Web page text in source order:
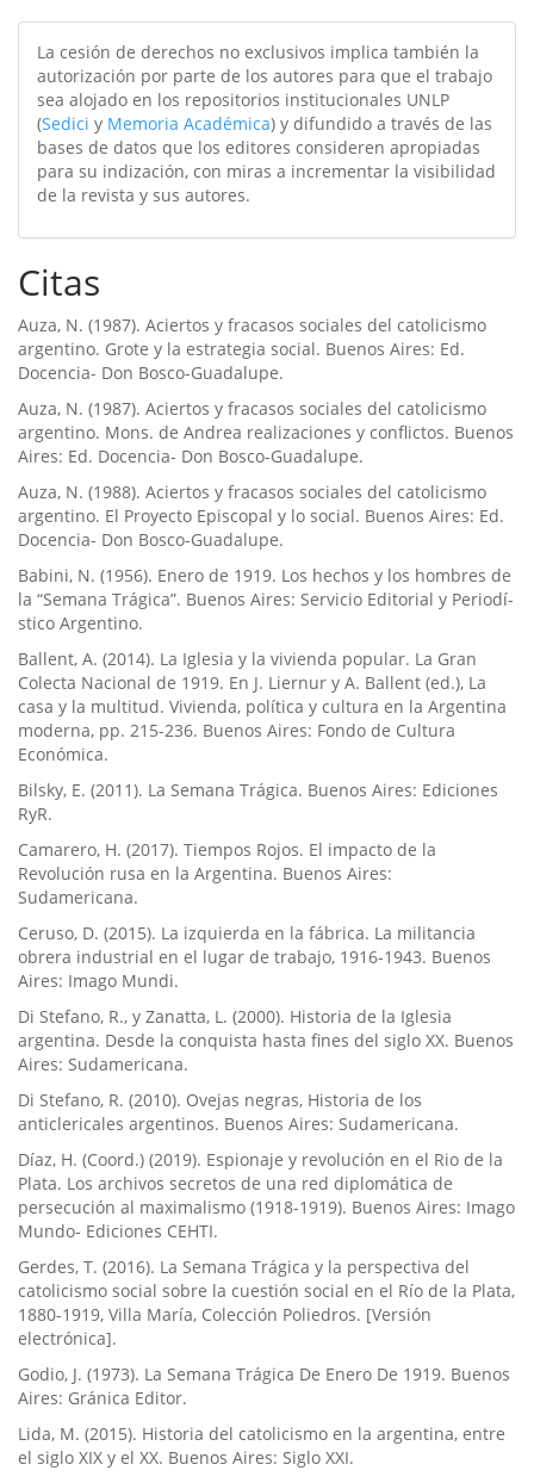
La cesión de derechos no exclusivos implica también la
autorización por parte de los autores para que el trabajo
sea alojado en los repositorios institucionales UNLP
(Sedici y Memoria Académica) y difundido a través de las
bases de datos que los editores consideren apropiadas
para su indización, con miras a incrementar la visibilidad
de la revista y sus autores.
Citas
Auza, N. (1987). Aciertos y fracasos sociales del catolicismo
argentino. Grote y la estrategia social. Buenos Aires: Ed.
Docencia- Don Bosco-Guadalupe.
Auza, N. (1987). Aciertos y fracasos sociales del catolicismo
argentino. Mons. de Andrea realizaciones y conflictos. Buenos
Aires: Ed. Docencia- Don Bosco-Guadalupe.
Auza, N. (1988). Aciertos y fracasos sociales del catolicismo
argentino. El Proyecto Episcopal y lo social. Buenos Aires: Ed.
Docencia- Don Bosco-Guadalupe.
Babini, N. (1956). Enero de 1919. Los hechos y los hombres de
la “Semana Trágica”. Buenos Aires: Servicio Editorial y Periodí­
stico Argentino.
Ballent, A. (2014). La Iglesia y la vivienda popular. La Gran
Colecta Nacional de 1919. En J. Liernur y A. Ballent (ed.), La
casa y la multitud. Vivienda, polí­tica y cultura en la Argentina
moderna, pp. 215-236. Buenos Aires: Fondo de Cultura
Económica.
Bilsky, E. (2011). La Semana Trágica. Buenos Aires: Ediciones
RyR.
Camarero, H. (2017). Tiempos Rojos. El impacto de la
Revolución rusa en la Argentina. Buenos Aires:
Sudamericana.
Ceruso, D. (2015). La izquierda en la fábrica. La militancia
obrera industrial en el lugar de trabajo, 1916-1943. Buenos
Aires: Imago Mundi.
Di Stefano, R., y Zanatta, L. (2000). Historia de la Iglesia
argentina. Desde la conquista hasta fines del siglo XX. Buenos
Aires: Sudamericana.
Di Stefano, R. (2010). Ovejas negras, Historia de los
anticlericales argentinos. Buenos Aires: Sudamericana.
Dí­az, H. (Coord.) (2019). Espionaje y revolución en el Rio de la
Plata. Los archivos secretos de una red diplomática de
persecución al maximalismo (1918-1919). Buenos Aires: Imago
Mundo- Ediciones CEHTI.
Gerdes, T. (2016). La Semana Trágica y la perspectiva del
catolicismo social sobre la cuestión social en el Rí­o de la Plata,
1880-1919, Villa Marí­a, Colección Poliedros. [Versión
electrónica].
Godio, J. (1973). La Semana Trágica De Enero De 1919. Buenos
Aires: Gránica Editor.
Lida, M. (2015). Historia del catolicismo en la argentina, entre
el siglo XIX y el XX. Buenos Aires: Siglo XXI.